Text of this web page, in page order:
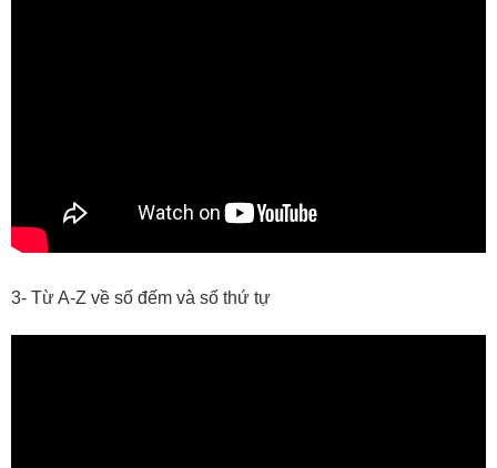
3- Từ A-Z về số đếm và số thứ tự